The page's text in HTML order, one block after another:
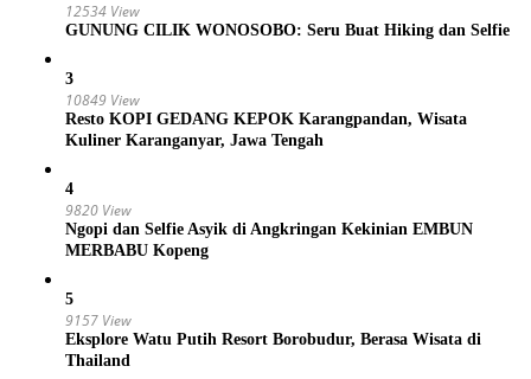
12534 View
GUNUNG CILIK WONOSOBO: Seru Buat Hiking dan Selfie
3
10849 View
Resto KOPI GEDANG KEPOK Karangpandan, Wisata
Kuliner Karanganyar, Jawa Tengah
4
9820 View
Ngopi dan Selfie Asyik di Angkringan Kekinian EMBUN
MERBABU Kopeng
5
9157 View
Eksplore Watu Putih Resort Borobudur, Berasa Wisata di
Thailand